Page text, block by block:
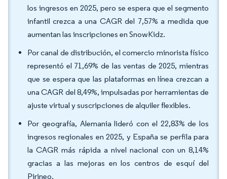
los ingresos en 2025, pero se espera que el segmento
infantil crezca a una CAGR del 7,57% a medida que
aumentan las inscripciones en SnowKidz.
Por canal de distribución, el comercio minorista físico
representó el 71,69% de las ventas de 2025, mientras
que se espera que las plataformas en línea crezcan a
una CAGR del 8,49%, impulsadas por herramientas de
ajuste virtual y suscripciones de alquiler flexibles.
Por geografía, Alemania lideró con el 22,83% de los
ingresos regionales en 2025, y España se perfila para
la CAGR más rápida a nivel nacional con un 8,14%
gracias a las mejoras en los centros de esquí del
Pirineo.